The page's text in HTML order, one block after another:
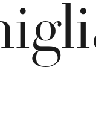
igli